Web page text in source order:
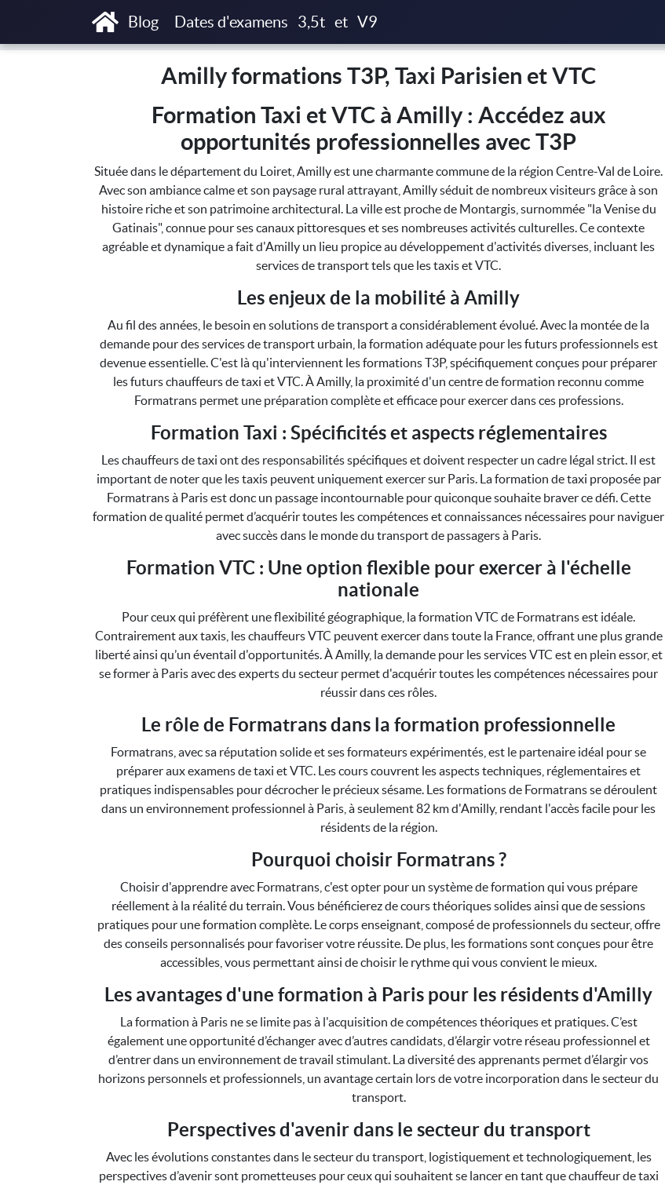
Blog Dates d'examens 3,5t et V9
Accueil Amilly formations T3P, Taxi Parisien et VTC
Amilly formations T3P, Taxi Parisien et VTC
Formation Taxi et VTC à Amilly : Accédez aux
opportunités professionnelles avec T3P
Située dans le département du Loiret, Amilly est une charmante commune de la région Centre-Val de Loire.
Avec son ambiance calme et son paysage rural attrayant, Amilly séduit de nombreux visiteurs grâce à son
histoire riche et son patrimoine architectural. La ville est proche de Montargis, surnommée "la Venise du
Gatinais", connue pour ses canaux pittoresques et ses nombreuses activités culturelles. Ce contexte
agréable et dynamique a fait d'Amilly un lieu propice au développement d'activités diverses, incluant les
services de transport tels que les taxis et VTC.
Les enjeux de la mobilité à Amilly
Au fil des années, le besoin en solutions de transport a considérablement évolué. Avec la montée de la
demande pour des services de transport urbain, la formation adéquate pour les futurs professionnels est
devenue essentielle. C'est là qu'interviennent les formations T3P, spécifiquement conçues pour préparer
les futurs chauffeurs de taxi et VTC. À Amilly, la proximité d'un centre de formation reconnu comme
Formatrans permet une préparation complète et efficace pour exercer dans ces professions.
Formation Taxi : Spécificités et aspects réglementaires
Les chauffeurs de taxi ont des responsabilités spécifiques et doivent respecter un cadre légal strict. Il est
important de noter que les taxis peuvent uniquement exercer sur Paris. La formation de taxi proposée par
Formatrans à Paris est donc un passage incontournable pour quiconque souhaite braver ce défi. Cette
formation de qualité permet d’acquérir toutes les compétences et connaissances nécessaires pour naviguer
avec succès dans le monde du transport de passagers à Paris.
Formation VTC : Une option flexible pour exercer à l'échelle
nationale
Pour ceux qui préfèrent une flexibilité géographique, la formation VTC de Formatrans est idéale.
Contrairement aux taxis, les chauffeurs VTC peuvent exercer dans toute la France, offrant une plus grande
liberté ainsi qu’un éventail d'opportunités. À Amilly, la demande pour les services VTC est en plein essor, et
se former à Paris avec des experts du secteur permet d'acquérir toutes les compétences nécessaires pour
réussir dans ces rôles.
Le rôle de Formatrans dans la formation professionnelle
Formatrans, avec sa réputation solide et ses formateurs expérimentés, est le partenaire idéal pour se
préparer aux examens de taxi et VTC. Les cours couvrent les aspects techniques, réglementaires et
pratiques indispensables pour décrocher le précieux sésame. Les formations de Formatrans se déroulent
dans un environnement professionnel à Paris, à seulement 82 km d'Amilly, rendant l'accès facile pour les
résidents de la région.
Pourquoi choisir Formatrans ?
Choisir d'apprendre avec Formatrans, c'est opter pour un système de formation qui vous prépare
réellement à la réalité du terrain. Vous bénéficierez de cours théoriques solides ainsi que de sessions
pratiques pour une formation complète. Le corps enseignant, composé de professionnels du secteur, offre
des conseils personnalisés pour favoriser votre réussite. De plus, les formations sont conçues pour être
accessibles, vous permettant ainsi de choisir le rythme qui vous convient le mieux.
Les avantages d'une formation à Paris pour les résidents d'Amilly
La formation à Paris ne se limite pas à l'acquisition de compétences théoriques et pratiques. C’est
également une opportunité d’échanger avec d’autres candidats, d’élargir votre réseau professionnel et
d’entrer dans un environnement de travail stimulant. La diversité des apprenants permet d’élargir vos
horizons personnels et professionnels, un avantage certain lors de votre incorporation dans le secteur du
transport.
Perspectives d'avenir dans le secteur du transport
Avec les évolutions constantes dans le secteur du transport, logistiquement et technologiquement, les
perspectives d’avenir sont prometteuses pour ceux qui souhaitent se lancer en tant que chauffeur de taxi